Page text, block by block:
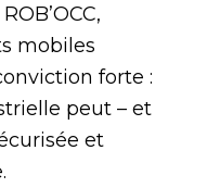
mobiles
forte :
peut – et
et